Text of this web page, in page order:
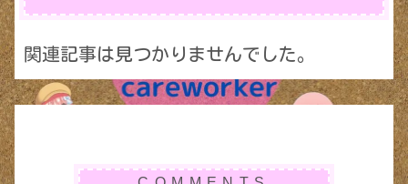
関連記事は見つかりませんでした。